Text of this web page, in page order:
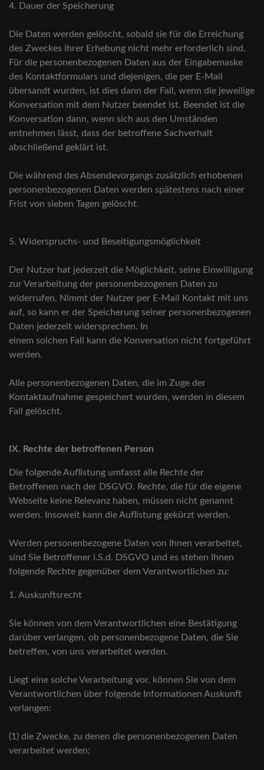
4. Dauer der Speicherung
Die Daten werden gelöscht, sobald sie für die Erreichung
des Zweckes ihrer Erhebung nicht mehr erforderlich sind.
Für die personenbezogenen Daten aus der Eingabemaske
des Kontaktformulars und diejenigen, die per E-Mail
übersandt wurden, ist dies dann der Fall, wenn die jeweilige
Konversation mit dem Nutzer beendet ist. Beendet ist die
Konversation dann, wenn sich aus den Umständen
entnehmen lässt, dass der betroffene Sachverhalt
abschließend geklärt ist.
Die während des Absendevorgangs zusätzlich erhobenen
personenbezogenen Daten werden spätestens nach einer
Frist von sieben Tagen gelöscht.
5. Widerspruchs- und Beseitigungsmöglichkeit
Der Nutzer hat jederzeit die Möglichkeit, seine Einwilligung
zur Verarbeitung der personenbezogenen Daten zu
widerrufen. Nimmt der Nutzer per E-Mail Kontakt mit uns
auf, so kann er der Speicherung seiner personenbezogenen
Daten jederzeit widersprechen. In
einem solchen Fall kann die Konversation nicht fortgeführt
werden.
Alle personenbezogenen Daten, die im Zuge der
Kontaktaufnahme gespeichert wurden, werden in diesem
Fall gelöscht.
IX. Rechte der betroffenen Person
Die folgende Auflistung umfasst alle Rechte der
Betroffenen nach der DSGVO. Rechte, die für die eigene
Webseite keine Relevanz haben, müssen nicht genannt
werden. Insoweit kann die Auflistung gekürzt werden.
Werden personenbezogene Daten von Ihnen verarbeitet,
sind Sie Betroffener i.S.d. DSGVO und es stehen Ihnen
folgende Rechte gegenüber dem Verantwortlichen zu:
1. Auskunftsrecht
Sie können von dem Verantwortlichen eine Bestätigung
darüber verlangen, ob personenbezogene Daten, die Sie
betreffen, von uns verarbeitet werden.
Liegt eine solche Verarbeitung vor, können Sie von dem
Verantwortlichen über folgende Informationen Auskunft
verlangen:
(1) die Zwecke, zu denen die personenbezogenen Daten
verarbeitet werden;